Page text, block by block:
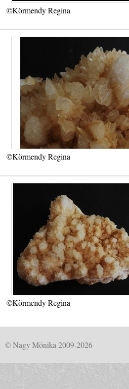
©Körmendy Regina
©Körmendy Regina
©Körmendy Regina
© Nagy Mónika 2009-2026